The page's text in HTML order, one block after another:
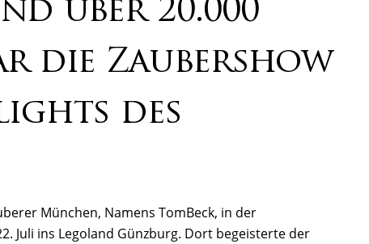
über 20.000
die Zaubershow
des
München, Namens TomBeck, in der
Juli ins Legoland Günzburg. Dort begeisterte der